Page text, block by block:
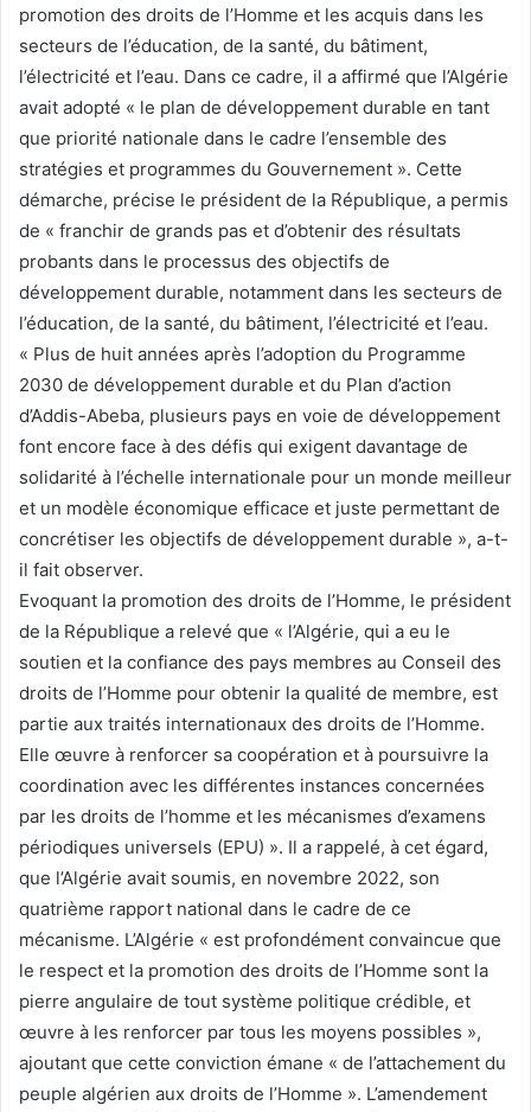
promotion des droits de l’Homme et les acquis dans les
secteurs de l’éducation, de la santé, du bâtiment,
l’électricité et l’eau. Dans ce cadre, il a affirmé que l’Algérie
avait adopté « le plan de développement durable en tant
que priorité nationale dans le cadre l’ensemble des
stratégies et programmes du Gouvernement ». Cette
démarche, précise le président de la République, a permis
de « franchir de grands pas et d’obtenir des résultats
probants dans le processus des objectifs de
développement durable, notamment dans les secteurs de
l’éducation, de la santé, du bâtiment, l’électricité et l’eau.
« Plus de huit années après l’adoption du Programme
2030 de développement durable et du Plan d’action
d’Addis-Abeba, plusieurs pays en voie de développement
font encore face à des défis qui exigent davantage de
solidarité à l’échelle internationale pour un monde meilleur
et un modèle économique efficace et juste permettant de
concrétiser les objectifs de développement durable », a-t-
il fait observer.
Evoquant la promotion des droits de l’Homme, le président
de la République a relevé que « l’Algérie, qui a eu le
soutien et la confiance des pays membres au Conseil des
droits de l’Homme pour obtenir la qualité de membre, est
partie aux traités internationaux des droits de l’Homme.
Elle œuvre à renforcer sa coopération et à poursuivre la
coordination avec les différentes instances concernées
par les droits de l’homme et les mécanismes d’examens
périodiques universels (EPU) ». Il a rappelé, à cet égard,
que l’Algérie avait soumis, en novembre 2022, son
quatrième rapport national dans le cadre de ce
mécanisme. L’Algérie « est profondément convaincue que
le respect et la promotion des droits de l’Homme sont la
pierre angulaire de tout système politique crédible, et
œuvre à les renforcer par tous les moyens possibles »,
ajoutant que cette conviction émane « de l’attachement du
peuple algérien aux droits de l’Homme ». L’amendement